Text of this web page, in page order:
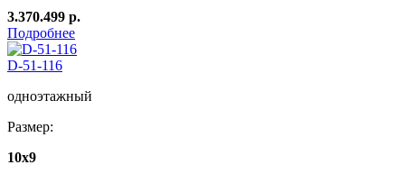
3.370.499 р.
Подробнее
D-51-116
одноэтажный
Размер:
10х9